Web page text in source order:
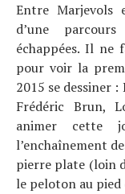
Entre
d’une
échappées. Il ne
pour voir la
2015 se dessiner
Frédéric Brun,
animer cette
l’enchaînement
pierre plate (loin
le peloton au pied